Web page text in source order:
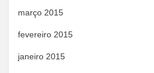
março 2015
fevereiro 2015
janeiro 2015